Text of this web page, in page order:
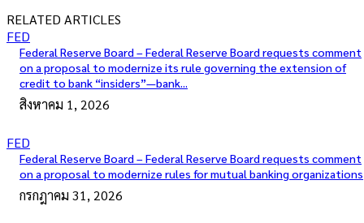
RELATED ARTICLES
FED
Federal Reserve Board – Federal Reserve Board requests comment
on a proposal to modernize its rule governing the extension of
credit to bank “insiders”—bank...
สิงหาคม 1, 2026
FED
Federal Reserve Board – Federal Reserve Board requests comment
on a proposal to modernize rules for mutual banking organizations
กรกฎาคม 31, 2026